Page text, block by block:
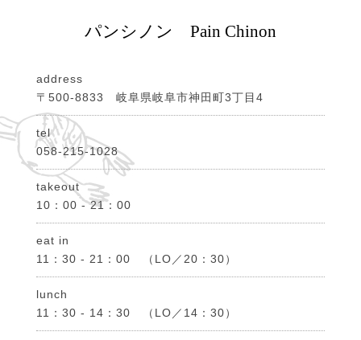
パンシノン Pain Chinon
address
〒500-8833 岐阜県岐阜市神田町3丁目4
tel
058-215-1028
takeout
10：00 - 21：00
eat in
11：30 - 21：00 （LO／20：30）
lunch
11：30 - 14：30 （LO／14：30）